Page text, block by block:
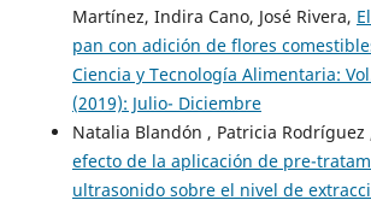
Martínez, Indira Cano, José Rivera,
pan con adición de flores
Ciencia y Tecnología Alimentaria:
(2019): Julio- Diciembre
Natalia Blandón , Patricia Rodríguez
efecto de la aplicación de pre-
ultrasonido sobre el nivel de